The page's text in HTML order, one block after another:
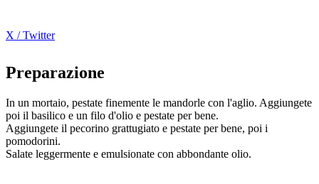
X / Twitter
Preparazione
In un mortaio, pestate finemente le mandorle con l'aglio. Aggiungete
poi il basilico e un filo d'olio e pestate per bene.
Aggiungete il pecorino grattugiato e pestate per bene, poi i
pomodorini.
Salate leggermente e emulsionate con abbondante olio.